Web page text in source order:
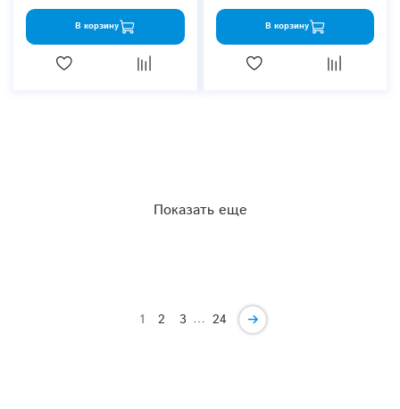
В корзину В корзину
Показать еще
1 2 3 … 24